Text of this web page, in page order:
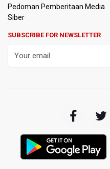
Perumnas Bangun Hunian
Sebesar 145,3 Miliar Dolar
Adriansyah
Pedoman Pemberitaan Media
Siber
SUBSCRIBE FOR NEWSLETTER